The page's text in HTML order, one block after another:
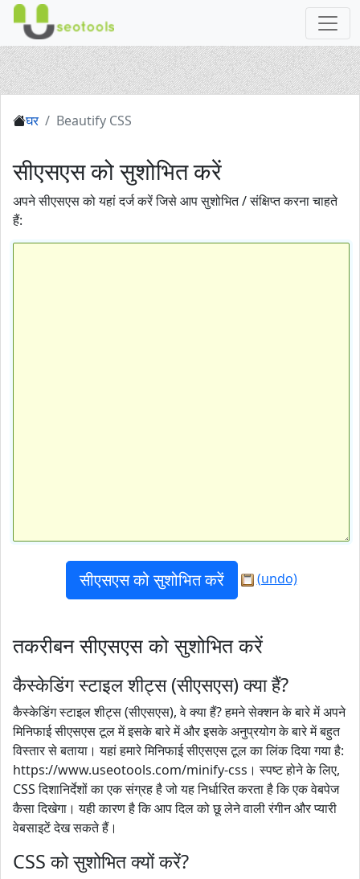
घर Beautify CSS
सीएसएस को सुशोभित करें
अपने सीएसएस को यहां दर्ज करें जिसे आप सुशोभित / संक्षिप्त करना चाहते
हैं:
(undo)
तकरीबन सीएसएस को सुशोभित करें
कैस्केडिंग स्टाइल शीट्स (सीएसएस) क्या हैं?
कैस्केडिंग स्टाइल शीट्स (सीएसएस), वे क्या हैं? हमने सेक्शन के बारे में अपने
मिनिफाई सीएसएस टूल में इसके बारे में और इसके अनुप्रयोग के बारे में बहुत
विस्तार से बताया। यहां हमारे मिनिफाई सीएसएस टूल का लिंक दिया गया है:
https://www.useotools.com/minify-css। स्पष्ट होने के लिए,
CSS दिशानिर्देशों का एक संग्रह है जो यह निर्धारित करता है कि एक वेबपेज
कैसा दिखेगा। यही कारण है कि आप दिल को छू लेने वाली रंगीन और प्यारी
वेबसाइटें देख सकते हैं।
CSS को सुशोभित क्यों करें?